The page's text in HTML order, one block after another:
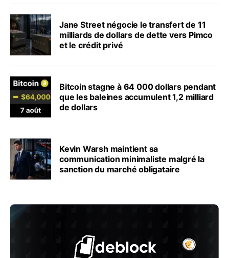
Jane Street négocie le transfert de 11
milliards de dollars de dette vers Pimco
et le crédit privé
Bitcoin stagne à 64 000 dollars pendant
que les baleines accumulent 1,2 milliard
de dollars
Kevin Warsh maintient sa
communication minimaliste malgré la
sanction du marché obligataire